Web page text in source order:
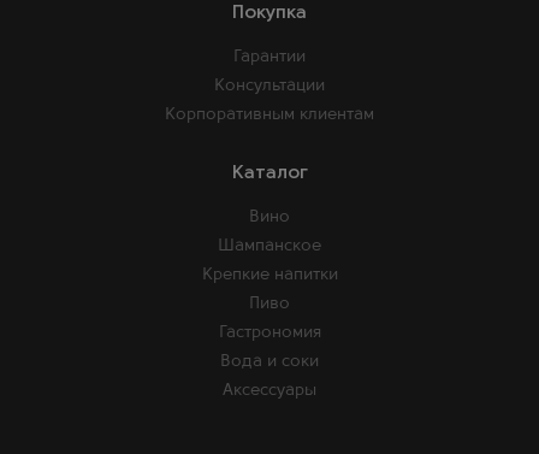
Покупка
Гарантии
Консультации
Корпоративным клиентам
Каталог
Вино
Шампанское
Крепкие напитки
Пиво
Гастрономия
Вода и соки
Аксессуары